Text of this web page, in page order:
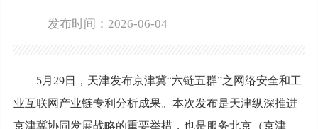
发布时间：2026-06-04
5月29日，天津发布京津冀“六链五群”之网络安全和工
业互联网产业链专利分析成果。本次发布是天津纵深推进
京津冀协同发展战略的重要举措，也是服务北京（京津